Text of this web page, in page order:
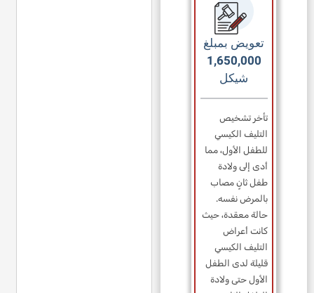
تعويض بمبلغ
1,650,000
شيكل
تأخر تشخيص
التليف الكيسي
للطفل الأول، مما
أدى إلى ولادة
طفل ثانٍ مصاب
بالمرض نفسه.
حالة معقدة، حيث
كانت أعراض
التليف الكيسي
قليلة لدى الطفل
الأول حتى ولادة